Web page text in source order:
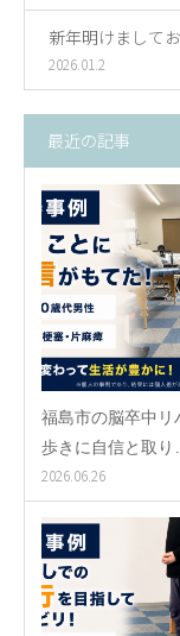
新年明けまして
2026.01.2
最近の記事
福島市の脳卒中リ
歩きに自信と取り…
2026.06.26